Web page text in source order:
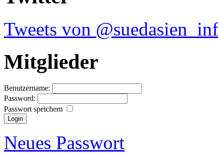
Tweets von
Mitglieder
Benutzername:
Password:
Passwort speichern
Neues Passwort